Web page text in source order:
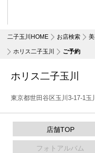
二子玉川HOME お店検索
ホリス二子玉川 ご予約
ホリス二子玉川
東京都世田谷区玉川3-17-1玉
店舗TOP
フォトアルバム